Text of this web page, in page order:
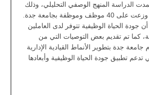
الدراسة المنهج الوصفي التحليلي، وذلك
باستخدام استبانة وزعت على 40 موظف وموظفة بجامعة جدة.
جودة الحياة الوظيفية تتوفر لدى العاملين
كما تم تقديم بعض التوصيات التي من
جدة بتطوير الأنماط القيادية الإدارية
تدعم تطبيق جودة الحياة الوظيفية وأبعادها